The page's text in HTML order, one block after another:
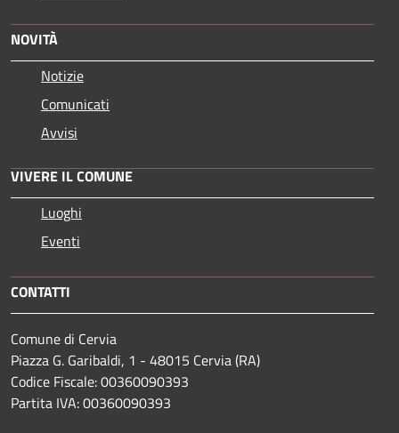
NOVITÀ
Notizie
Comunicati
Avvisi
VIVERE IL COMUNE
Luoghi
Eventi
CONTATTI
Comune di Cervia
Piazza G. Garibaldi, 1 - 48015 Cervia (RA)
Codice Fiscale: 00360090393
Partita IVA: 00360090393